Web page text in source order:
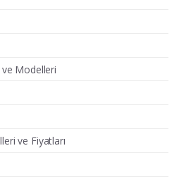
Modelleri
ve Fiyatları